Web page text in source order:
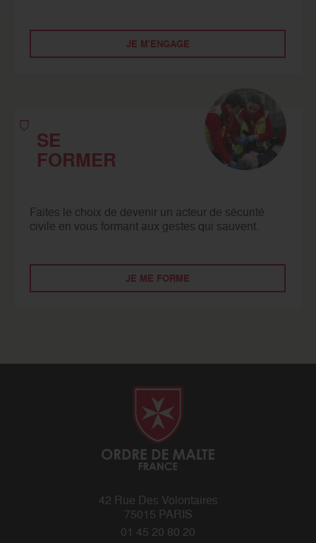
JE M'ENGAGE
SE
FORMER
Faites le choix de devenir un acteur de sécurité
civile en vous formant aux gestes qui sauvent.
JE ME FORME
42 Rue Des Volontaires
75015 PARIS
01 45 20 80 20